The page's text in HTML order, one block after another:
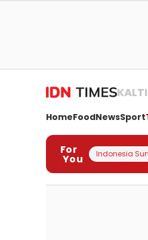
HomeFoodNewsSport
For
You Indonesia